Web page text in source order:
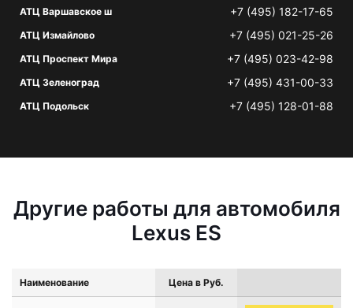
АТЦ Варшавское ш +7 (495) 182-17-65
АТЦ Измайлово +7 (495) 021-25-26
АТЦ Проспект Мира +7 (495) 023-42-98
АТЦ Зеленоград +7 (495) 431-00-33
АТЦ Подольск +7 (495) 128-01-88
Другие работы для автомобиля
Lexus ES
Наименование Цена в Руб.